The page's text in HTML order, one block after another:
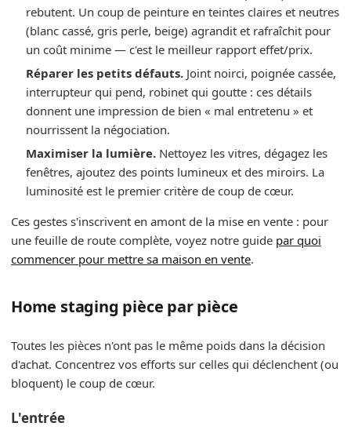
rebutent. Un coup de peinture en teintes claires et neutres
(blanc cassé, gris perle, beige) agrandit et rafraîchit pour
un coût minime — c'est le meilleur rapport effet/prix.
Réparer les petits défauts.Joint noirci, poignée cassée,
interrupteur qui pend, robinet qui goutte : ces détails
donnent une impression de bien « mal entretenu » et
nourrissent la négociation.
Maximiser la lumière.Nettoyez les vitres, dégagez les
fenêtres, ajoutez des points lumineux et des miroirs. La
luminosité est le premier critère de coup de cœur.
Ces gestes s'inscrivent en amont de la mise en vente : pour
une feuille de route complète, voyez notre guide par quoi
commencer pour mettre sa maison en vente.
Home staging pièce par pièce
Toutes les pièces n'ont pas le même poids dans la décision
d'achat. Concentrez vos efforts sur celles qui déclenchent (ou
bloquent) le coup de cœur.
L'entrée